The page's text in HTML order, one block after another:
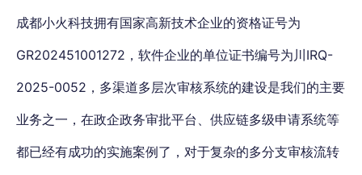
成都小火科技拥有国家高新技术企业的资格证号为
GR202451001272，软件企业的单位证书编号为川IRQ-
2025-0052，多渠道多层次审核系统的建设是我们的主要
业务之一，在政企政务审批平台、供应链多级申请系统等
都已经有成功的实施案例了，对于复杂的多分支审核流转